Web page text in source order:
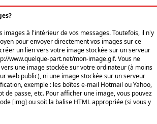
images à l'intérieur de vos messages. Toutefois, il n'y
pour envoyer directement vos images sur ce
un lien vers votre image stockée sur un serveur
www.quelque-part.net/mon-image.gif. Vous ne
une image stockée sur votre ordinateur (à moins
web public), ni une image stockée sur un serveur
exemple : les boîtes e-mail Hotmail ou Yahoo,
de passe, etc. Pour afficher une image, vous pouvez
[img] ou soit la balise HTML appropriée (si vous y